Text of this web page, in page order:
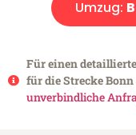
Umzug:
Für einen
für die Strecke
unverbindliche